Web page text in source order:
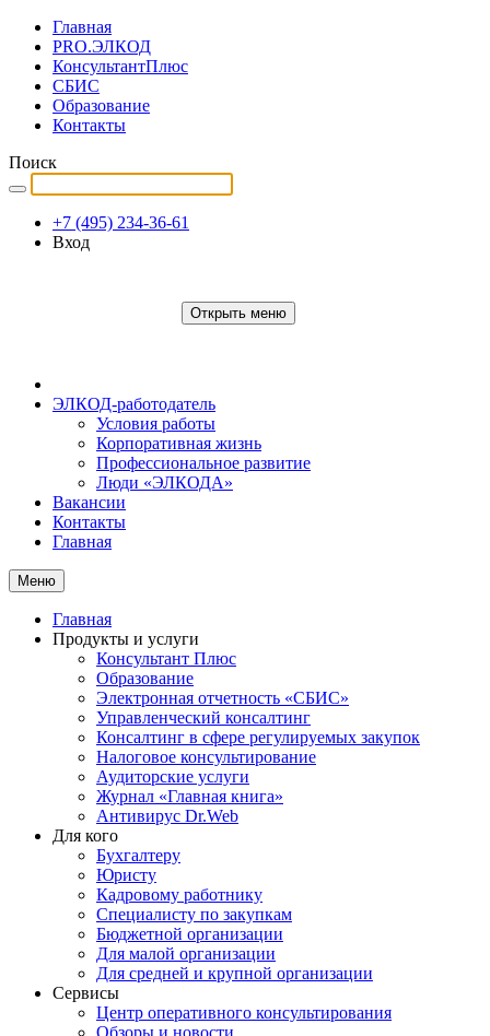
Главная
PRO.ЭЛКОД
КонсультантПлюс
СБИС
Образование
Контакты
Поиск
+7 (495) 234-36-61
Вход
Открыть меню
ЭЛКОД-работодатель
Условия работы
Корпоративная жизнь
Профессиональное развитие
Люди «ЭЛКОДА»
Вакансии
Контакты
Главная
Меню
Главная
Продукты и услуги
Консультант Плюс
Образование
Электронная отчетность «СБИС»
Управленческий консалтинг
Консалтинг в сфере регулируемых закупок
Налоговое консультирование
Аудиторские услуги
Журнал «Главная книга»
Антивирус Dr.Web
Для кого
Бухгалтеру
Юристу
Кадровому работнику
Специалисту по закупкам
Бюджетной организации
Для малой организации
Для средней и крупной организации
Сервисы
Центр оперативного консультирования
Обзоры и новости